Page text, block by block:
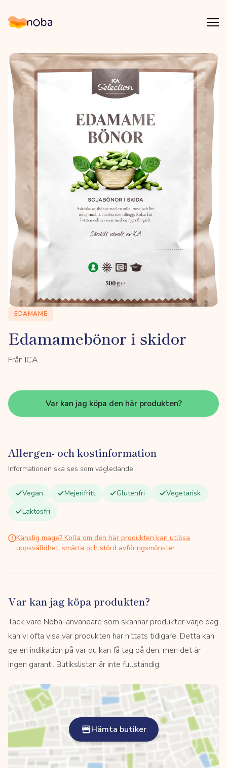
Noba
EDAMAME
Edamamebönor i skidor
Från ICA
Var kan jag köpa den här produkten?
Allergen- och kostinformation
Informationen ska ses som vägledande.
Vegan Mejerifritt Glutenfri
Vegetarisk
Laktosfri
Känslig mage? Kolla om den här produkten kan utlösa
uppsvälldhet, smärta och störd avföringsmönster.
Var kan jag köpa produkten?
Tack vare Noba-användare som skannar produkter varje dag
kan vi ofta visa var produkten har hittats tidigare. Detta kan
ge en indikation på var du kan få tag på den, men det är
ingen garanti. Butikslistan är inte fullständig.
Hämta butiker